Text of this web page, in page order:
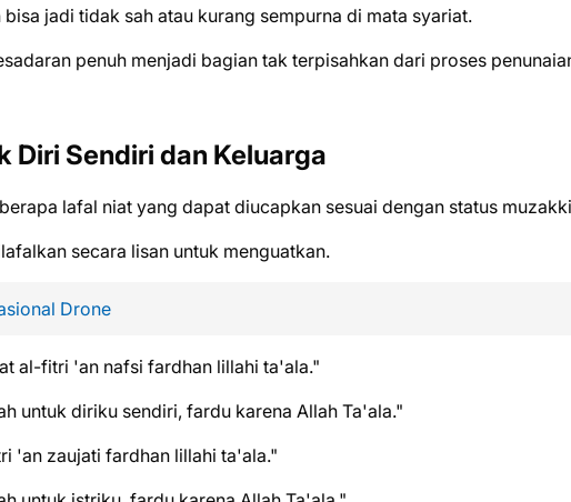
jadi tidak sah atau kurang sempurna di mata syariat.
penuh menjadi bagian tak terpisahkan dari proses
Diri Sendiri dan Keluarga
lafal niat yang dapat diucapkan sesuai dengan status
secara lisan untuk menguatkan.
Drone
al-fitri 'an nafsi fardhan lillahi ta'ala."
untuk diriku sendiri, fardu karena Allah Ta'ala."
'an zaujati fardhan lillahi ta'ala."